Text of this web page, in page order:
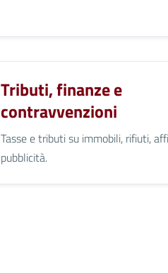
Tributi, finanze e
contravvenzioni
Tasse e tributi su immobili, rifiuti,
pubblicità.